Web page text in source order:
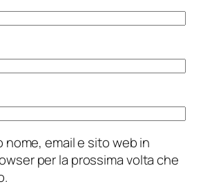
nome, email e sito web in
per la prossima volta che